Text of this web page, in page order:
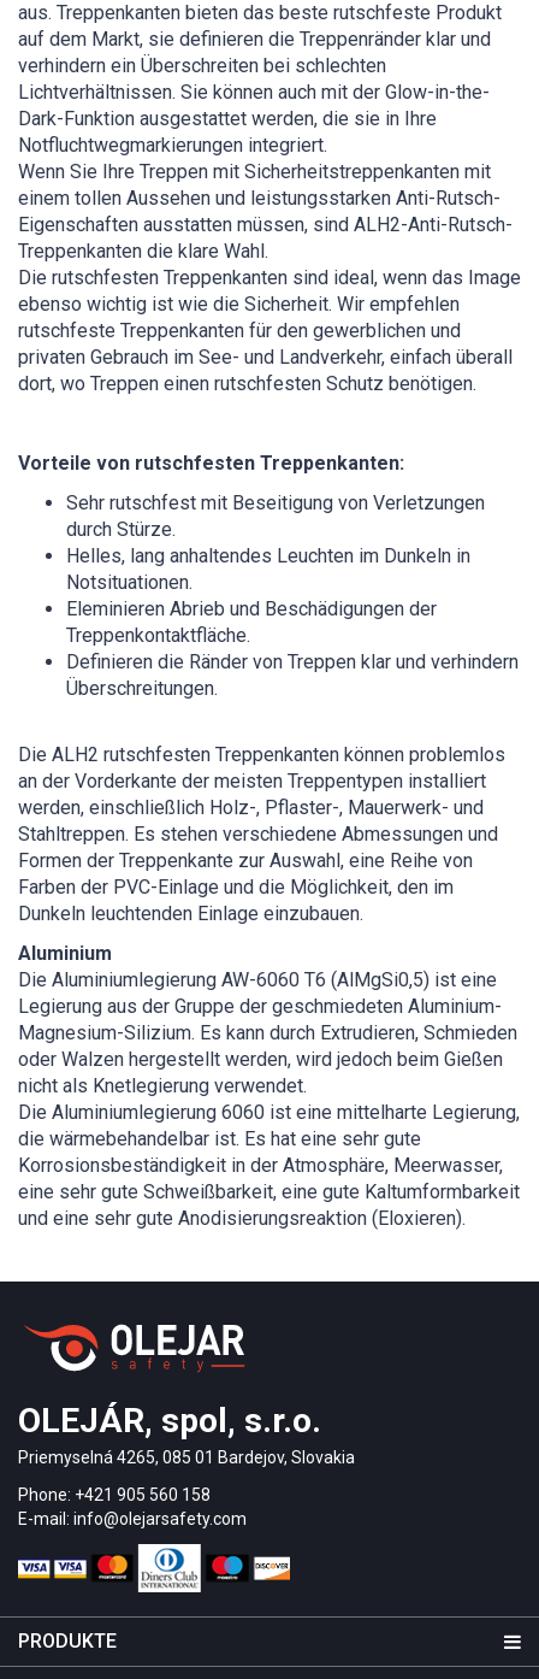
aus. Treppenkanten bieten das beste rutschfeste Produkt
auf dem Markt, sie definieren die Treppenränder klar und
verhindern ein Überschreiten bei schlechten
Lichtverhältnissen. Sie können auch mit der Glow-in-the-
Dark-Funktion ausgestattet werden, die sie in Ihre
Notfluchtwegmarkierungen integriert.
Wenn Sie Ihre Treppen mit Sicherheitstreppenkanten mit
einem tollen Aussehen und leistungsstarken Anti-Rutsch-
Eigenschaften ausstatten müssen, sind ALH2-Anti-Rutsch-
Treppenkanten die klare Wahl.
Die rutschfesten Treppenkanten sind ideal, wenn das Image
ebenso wichtig ist wie die Sicherheit. Wir empfehlen
rutschfeste Treppenkanten für den gewerblichen und
privaten Gebrauch im See- und Landverkehr, einfach überall
dort, wo Treppen einen rutschfesten Schutz benötigen.
Vorteile von rutschfesten Treppenkanten:
Sehr rutschfest mit Beseitigung von Verletzungen
durch Stürze.
Helles, lang anhaltendes Leuchten im Dunkeln in
Notsituationen.
Eleminieren Abrieb und Beschädigungen der
Treppenkontaktfläche.
Definieren die Ränder von Treppen klar und verhindern
Überschreitungen.
Die ALH2 rutschfesten Treppenkanten können problemlos
an der Vorderkante der meisten Treppentypen installiert
werden, einschließlich Holz-, Pflaster-, Mauerwerk- und
Stahltreppen. Es stehen verschiedene Abmessungen und
Formen der Treppenkante zur Auswahl, eine Reihe von
Farben der PVC-Einlage und die Möglichkeit, den im
Dunkeln leuchtenden Einlage einzubauen.
Aluminium
Die Aluminiumlegierung AW-6060 T6 (AlMgSi0,5) ist eine
Legierung aus der Gruppe der geschmiedeten Aluminium-
Magnesium-Silizium. Es kann durch Extrudieren, Schmieden
oder Walzen hergestellt werden, wird jedoch beim Gießen
nicht als Knetlegierung verwendet.
Die Aluminiumlegierung 6060 ist eine mittelharte Legierung,
die wärmebehandelbar ist. Es hat eine sehr gute
Korrosionsbeständigkeit in der Atmosphäre, Meerwasser,
eine sehr gute Schweißbarkeit, eine gute Kaltumformbarkeit
und eine sehr gute Anodisierungsreaktion (Eloxieren).
OLEJÁR, spol, s.r.o.
Priemyselná 4265, 085 01 Bardejov, Slovakia
Phone: +421 905 560 158
E-mail: info@olejarsafety.com
PRODUKTE